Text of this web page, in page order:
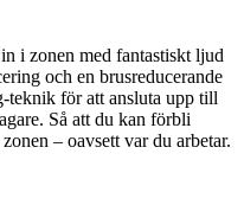
i zonen med fantastiskt ljud
och en brusreducerande
för att ansluta upp till
Så att du kan förbli
– oavsett var du arbetar.